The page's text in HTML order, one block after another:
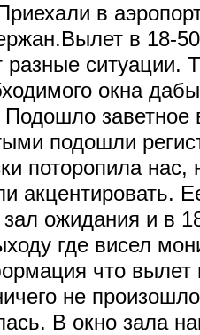
в
в 18-
ситуации.
окна
Подошло
подошли
поторопила
акцентировать.
ожидания и в
где висел
что вылет
не
В окно зала